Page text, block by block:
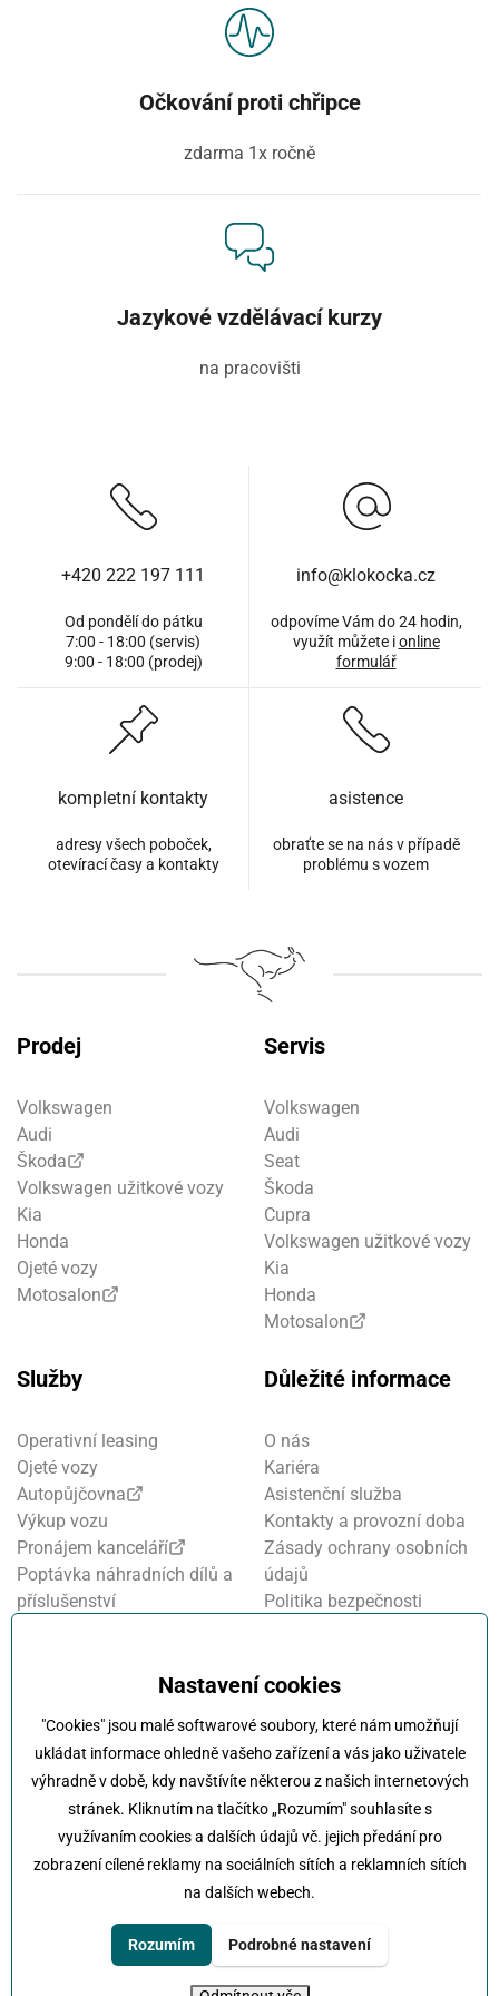
Nastavení cookies
"Cookies" jsou malé softwarové soubory, které nám umožňují
ukládat informace ohledně vašeho zařízení a vás jako uživatele
výhradně v době, kdy navštívíte některou z našich internetových
stránek. Kliknutím na tlačítko „Rozumím" souhlasíte s
využívaním cookies a dalších údajů vč. jejich předání pro
zobrazení cílené reklamy na sociálních sítích a reklamních sítích
na dalších webech.
Rozumím Podrobné nastavení
Očkování proti chřipce
zdarma 1x ročně
Jazykové vzdělávací kurzy
na pracovišti
+420 222 197 111
Od pondělí do pátku
7:00 - 18:00 (servis)
9:00 - 18:00 (prodej)
info@klokocka.cz
odpovíme Vám do 24 hodin,
využít můžete ionline
formulář
kompletní kontakty
adresy všech poboček,
otevírací časy a kontakty
asistence
obraťte se na nás v případě
problému s vozem
Prodej
Volkswagen
Audi
Škoda
Volkswagen užitkové vozy
Kia
Honda
Ojeté vozy
Motosalon
Servis
Volkswagen
Audi
Seat
Škoda
Cupra
Volkswagen užitkové vozy
Kia
Honda
Motosalon
Služby
Operativní leasing
Ojeté vozy
Autopůjčovna
Výkup vozu
Pronájem kanceláří
Poptávka náhradních dílů a
příslušenství
Důležité informace
O nás
Kariéra
Asistenční služba
Kontakty a provozní doba
Zásady ochrany osobních
údajů
Politika bezpečnosti
Oznamovací systém
Kola Klokočka - ukončení
provozu
Klokočka - Na každé cestě s vámi
Karlovarská 814/115 , 161 00 Praha 6 - Řepy
+420 222 197 111e-mail:info@klokocka.cz